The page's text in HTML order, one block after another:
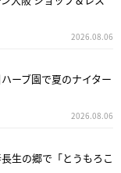
2026.08.06
ーブ園で夏のナイター
2026.08.06
生の郷で「とうもろこ